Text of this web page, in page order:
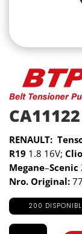
CA11122
RENAULT:
R19 1.8 16V; Clio
Megane–Scenic
Nro. Original:
200
CA11122
cantidad